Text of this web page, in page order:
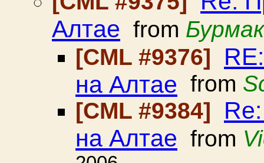
Алтае from
[CML #9376]
на Алтае from
[CML #9384]
на Алтае from